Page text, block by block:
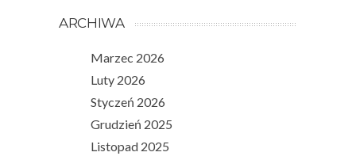
ARCHIWA
Marzec 2026
Luty 2026
Styczeń 2026
Grudzień 2025
Listopad 2025